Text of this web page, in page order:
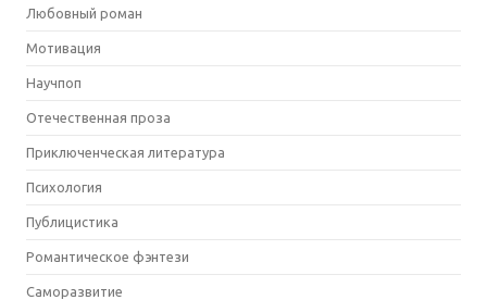
Любовный роман
Мотивация
Научпоп
Отечественная проза
Приключенческая литература
Психология
Публицистика
Романтическое фэнтези
Саморазвитие